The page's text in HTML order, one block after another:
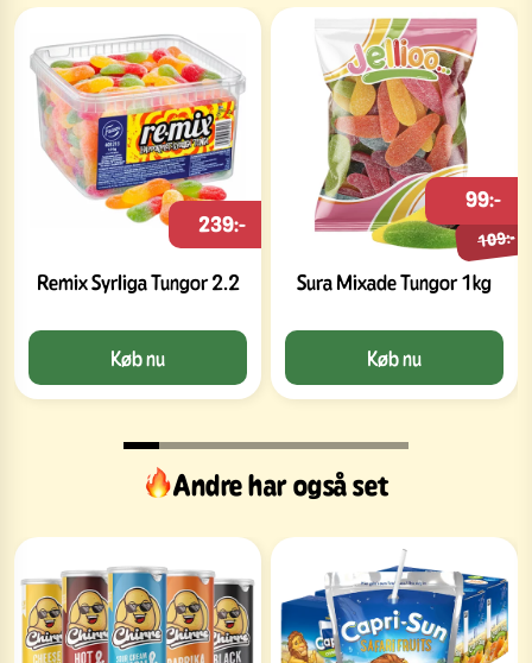
Remix Syrliga Tungor 2.2
239:-
Køb nu
Sura Mixade Tungor 1kg
109:-
99:-
Køb nu
Andre har også set